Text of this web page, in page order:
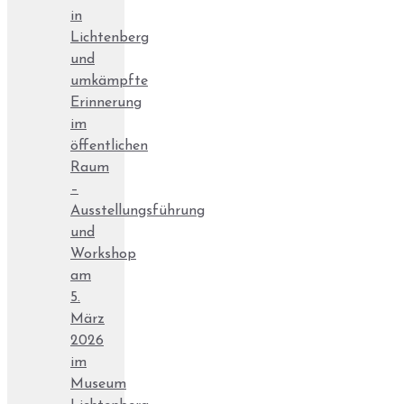
in
Lichtenberg
und
umkämpfte
Erinnerung
im
öffentlichen
Raum
–
Ausstellungsführung
und
Workshop
am
5.
März
2026
im
Museum